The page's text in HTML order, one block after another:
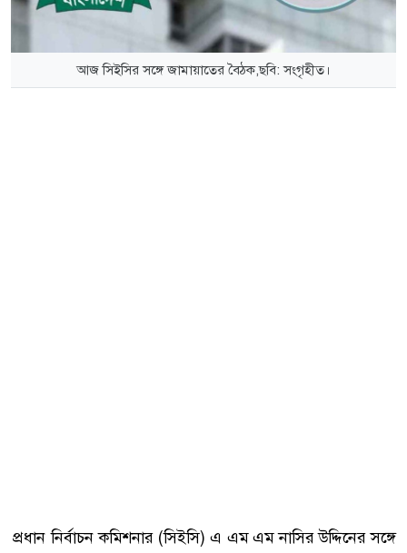
আজ সিইসির সঙ্গে জামায়াতের বৈঠক,ছবি: সংগৃহীত।
প্রধান নির্বাচন কমিশনার (সিইসি) এ এম এম নাসির উদ্দিনের সঙ্গে